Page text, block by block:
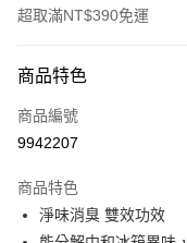
超取滿NT$390免運
POYA支付
信用卡一次付款
LINE Pay
商品特色
商品編號
9942207
商品特色
淨味消臭 雙效功效